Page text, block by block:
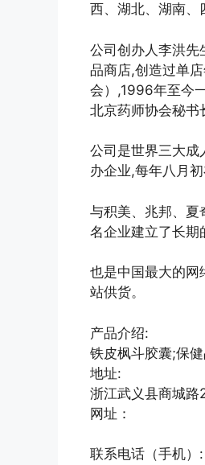
西、湖北、湖南、
公司创办人李洪先
品商店,创造过单
会）,1996年至今
北京药师协会秘书
公司是世界三大成
办企业,每年八月
与积美、兆邦、夏
名企业建立了长期
也是中国最大的网
站供货。
产品介绍:
铁皮枫斗胶囊;保
地址:
浙江武义县商城路
网址：
联系电话（手机）: